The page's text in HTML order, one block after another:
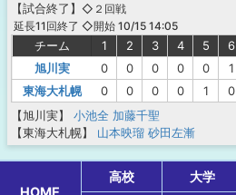
【試合終了 】
延長11回終了
◇２回戦
◇開始 10/15 14:05
チーム 1 2 3 4 5 6
旭川実
0 0 0 0 0 1
東海大札幌
0 0 0 0 1 0
【旭川実】
小池全 加藤千聖
【東海大札幌】
山本映瑠 砂田左漸
HOME
高校 大学